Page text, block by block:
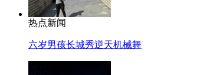
热点新闻
六岁男孩长城秀逆天机械舞